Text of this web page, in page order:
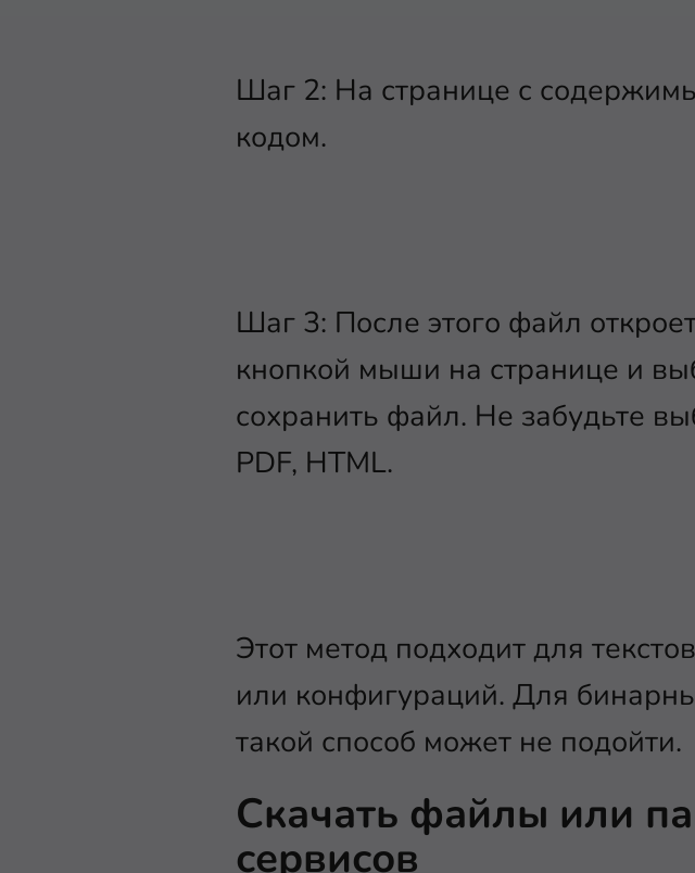
Шаг 2: На странице с
кодом.
Шаг 3: После этого файл
кнопкой мыши на странице и
сохранить файл. Не забудьте
PDF, HTML.
Этот метод подходит для
или конфигураций. Для
такой способ может не подойти.
Скачать файлы или
сервисов